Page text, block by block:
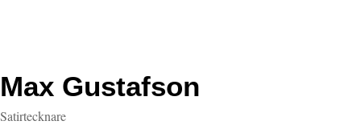
Max Gustafson
Satirtecknare